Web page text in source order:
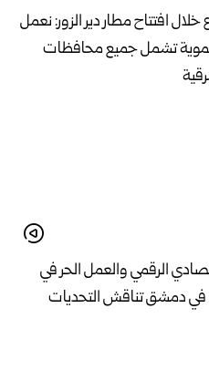
خلال افتتاح مطار دير الزور: نعمل
تشمل جميع محافظات
الرقمي والعمل الحر في
في دمشق تناقش التحديات